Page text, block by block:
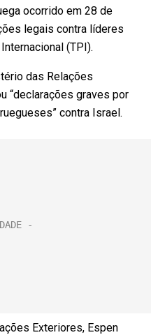
ocorrido em 28 de
legais contra líderes
(TPI).
das Relações
“declarações graves por
contra Israel.
Exteriores, Espen